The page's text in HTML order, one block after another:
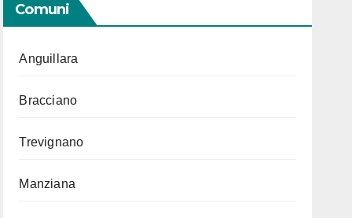
Comuni
Anguillara
Bracciano
Trevignano
Manziana